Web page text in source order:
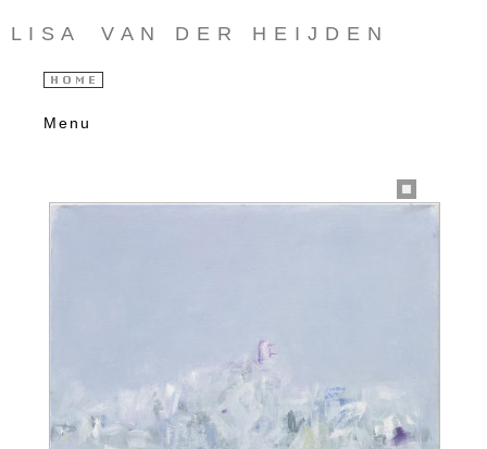
L I S A V A N D E R H E I J D E N
Menu